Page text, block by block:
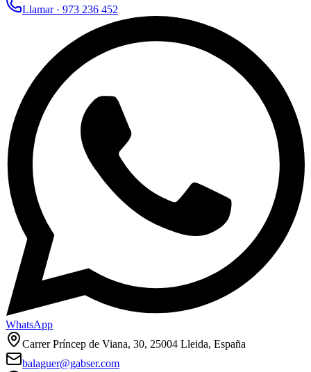
Llamar · 973 236 452
WhatsApp
Carrer Príncep de Viana, 30, 25004 Lleida, España
balaguer@gabser.com